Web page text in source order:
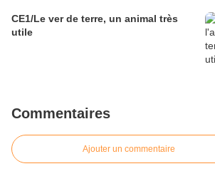
CE1/Le ver de terre, un animal très
utile
Commentaires
Ajouter un commentaire